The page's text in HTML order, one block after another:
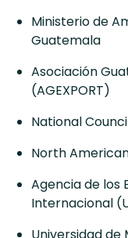
Ministerio de
Guatemala
Asociación
(AGEXPORT)
National
North
Agencia de los
Internacional
Universidad de